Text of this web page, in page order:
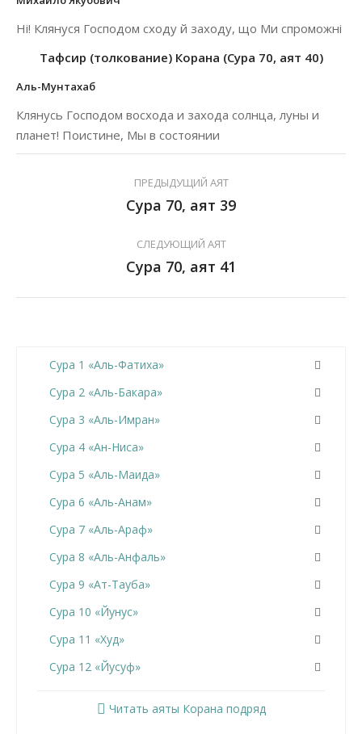
Ні! Клянуся Господом сходу й заходу, що Ми спроможні
Тафсир (толкование) Корана (Сура 70, аят 40)
Аль-Мунтахаб
Клянусь Господом восхода и захода солнца, луны и
планет! Поистине, Мы в состоянии
ПРЕДЫДУЩИЙ АЯТ
Сура 70, аят 39
СЛЕДУЮЩИЙ АЯТ
Сура 70, аят 41
Сура 1 «Аль-Фатиха»
Сура 2 «Аль-Бакара»
Сура 3 «Аль-Имран»
Сура 4 «Ан-Ниса»
Сура 5 «Аль-Маида»
Сура 6 «Аль-Анам»
Сура 7 «Аль-Араф»
Сура 8 «Аль-Анфаль»
Сура 9 «Ат-Тауба»
Сура 10 «Йунус»
Сура 11 «Худ»
Сура 12 «Йусуф»
Читать аяты Корана подряд